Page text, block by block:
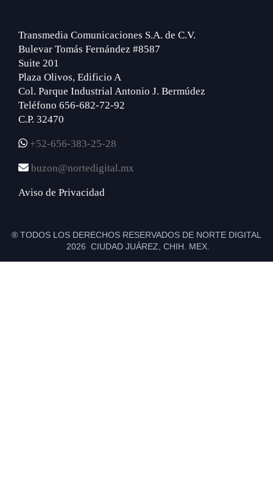
Transmedia Comunicaciones S.A. de C.V.
Bulevar Tomás Fernández #8587
Suite 201
Plaza Olivos, Edificio A
Col. Parque Industrial Antonio J. Bermúdez
Teléfono 656-682-72-92
C.P. 32470
+52-656-383-25-28
buzon@nortedigital.mx
Aviso de Privacidad
® TODOS LOS DERECHOS RESERVADOS DE NORTE DIGITAL
2026 CIUDAD JUÁREZ, CHIH. MEX.